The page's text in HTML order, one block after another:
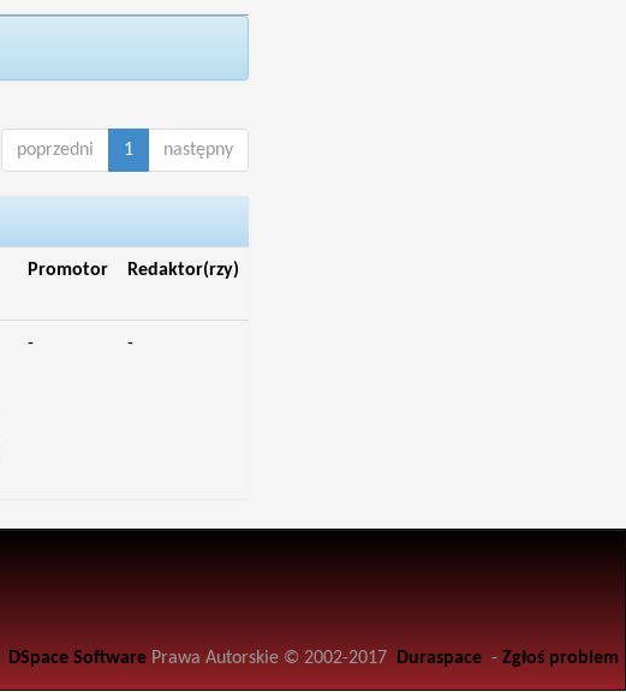
poprzedni 1 następny
Promotor Redaktor(rzy)
- -
DSpace Software Prawa Autorskie © 2002-2017 Duraspace - Zgłoś problem